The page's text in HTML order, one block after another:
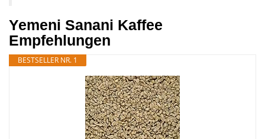
Yemeni Sanani Kaffee
Empfehlungen
BESTSELLER NR. 1